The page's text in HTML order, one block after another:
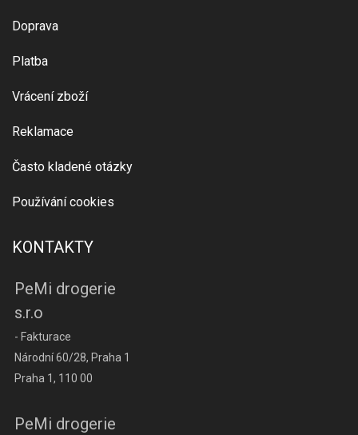
Doprava
Platba
Vrácení zboží
Reklamace
Často kladené otázky
Používání cookies
KONTAKTY
PeMi drogerie
s.r.o
- Fakturace
Národní 60/28, Praha 1
Praha 1, 110 00
PeMi drogerie